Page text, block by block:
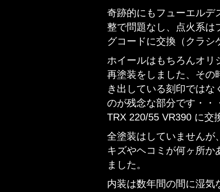
奇跡的にもフューエルデ
整で問題なし、点火系は
グコードに交換（クラ
ホイールはもちろんオリ
再塗装をしました、その
き出している刻印では
のが残念な部分です・・
TRX 220/55 VR390 に交
全塗装はしていませんが
キズやヘコミが何ヶ所
ました。
内装は数年間の間に湿気